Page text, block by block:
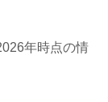
年時点の情